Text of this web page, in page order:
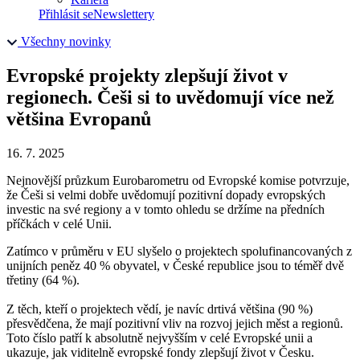
Přihlásit seNewslettery
Všechny novinky
Evropské projekty zlepšují život v
regionech. Češi si to uvědomují více než
většina Evropanů
16. 7. 2025
Nejnovější průzkum Eurobarometru od Evropské komise potvrzuje,
že Češi si velmi dobře uvědomují pozitivní dopady evropských
investic na své regiony a v tomto ohledu se držíme na předních
příčkách v celé Unii.
Zatímco v průměru v EU slyšelo o projektech spolufinancovaných z
unijních peněz 40 % obyvatel, v České republice jsou to téměř dvě
třetiny (64 %).
Z těch, kteří o projektech vědí, je navíc drtivá většina (90 %)
přesvědčena, že mají pozitivní vliv na rozvoj jejich měst a regionů.
Toto číslo patří k absolutně nejvyšším v celé Evropské unii a
ukazuje, jak viditelně evropské fondy zlepšují život v Česku.